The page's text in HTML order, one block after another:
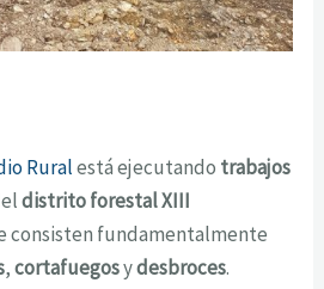
Ruralestá ejecutando trabajos
distrito forestal XIII
consisten fundamentalmente
,cortafuegosydesbroces.